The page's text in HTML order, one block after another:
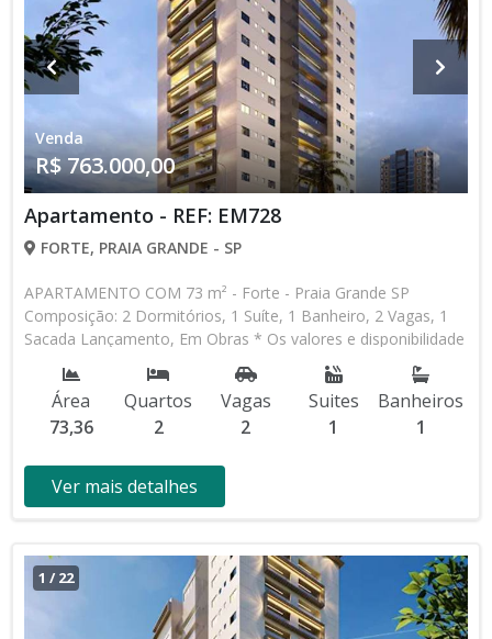
Venda
R$ 763.000,00
Apartamento - REF: EM728
FORTE, PRAIA GRANDE - SP
APARTAMENTO COM 73 m² - Forte - Praia Grande SP
Composição: 2 Dormitórios, 1 Suíte, 1 Banheiro, 2 Vagas, 1
Sacada Lançamento, Em Obras * Os valores e disponibilidade
podem ser alterados sem prévio aviso. Favor verificar
entrando em contato com nossa equipe
Área
73,36
Quartos
2
Vagas
2
Suites
1
Banheiros
1
Ver mais detalhes
1 / 22